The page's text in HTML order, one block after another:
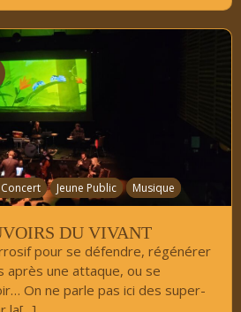
Jeune Public Musique
DU VIVANT
pour se défendre, régénérer
après une attaque, ou se
On ne parle pas ici des super-